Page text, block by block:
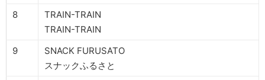
8
TRAIN-TRAIN
TRAIN-TRAIN
9
SNACK FURUSATO
スナックふるさと